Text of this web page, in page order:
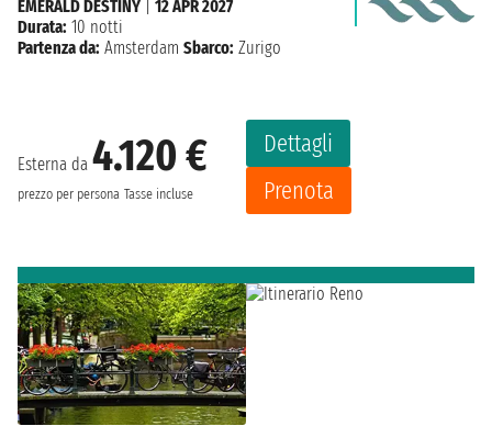
Esterna da 4.120 €
prezzo per persona Tasse incluse
Dettagli
Prenota
EMERALD DESTINY
12 APR 2027
Durata: 10 notti
Partenza da: Amsterdam Sbarco: Zurigo